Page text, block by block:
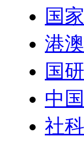
国
港
国
中
社